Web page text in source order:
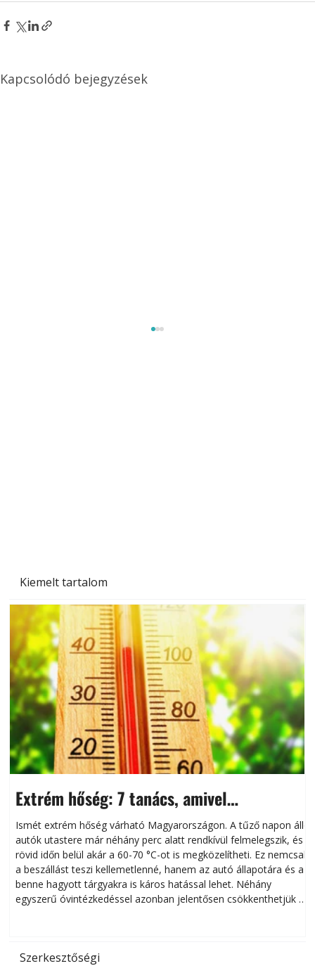
Kiemelt tartalom
Extrém hőség: 7 tanács, amivel
megóvhatjuk autónkat a nyári károktól
Ismét extrém hőség várható Magyarországon. A tűző napon álló
autók utastere már néhány perc alatt rendkívül felmelegszik, és
rövid időn belül akár a 60-70 °C-ot is megközelítheti. Ez nemcsak
a beszállást teszi kellemetlenné, hanem az autó állapotára és a
benne hagyott tárgyakra is káros hatással lehet. Néhány
egyszerű óvintézkedéssel azonban jelentősen csökkenthetjük a
Szerkesztőségi
Kapcsolódó bejegyzések